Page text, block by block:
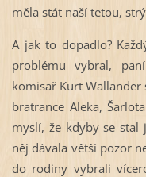
měla stát naší tetou,
A jak to dopadlo?
problému vybral,
komisař Kurt
bratrance Aleka,
myslí, že kdyby se
něj dávala větší pozor
do rodiny vybrali